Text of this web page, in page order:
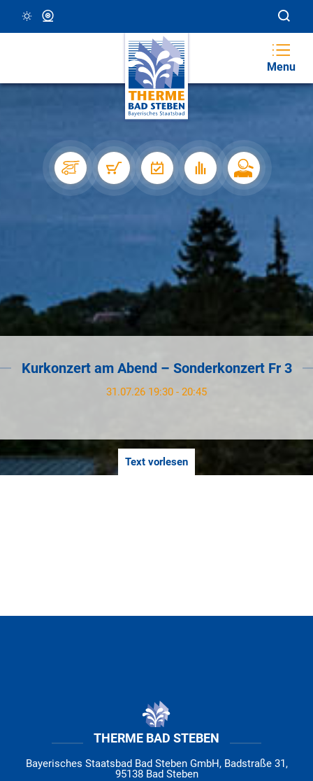
25 °C, Klar/Sonnig
Menu
Kurkonzert am Abend – Sonderkonzert Fr 3
31.07.26 19:30 - 20:45
Text vorlesen
THERME BAD STEBEN
Bayerisches Staatsbad Bad Steben GmbH, Badstraße 31,
95138 Bad Steben